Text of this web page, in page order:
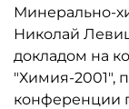
Минерально-
Николай
докладом на
"Химия-2001",
конференции